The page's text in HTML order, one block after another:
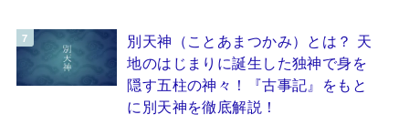
別天神（ことあまつかみ）とは？ 天
地のはじまりに誕生した独神で身を
隠す五柱の神々！『古事記』をもと
に別天神を徹底解説！